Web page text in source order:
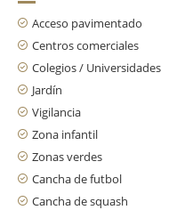
Acceso pavimentado
Centros comerciales
Colegios / Universidades
Jardín
Vigilancia
Zona infantil
Zonas verdes
Cancha de futbol
Cancha de squash